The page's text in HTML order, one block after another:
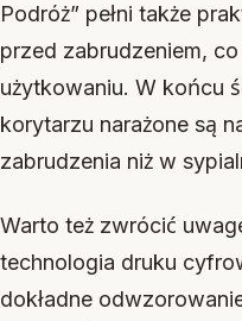
Podróż” pełni także
przed zabrudzeniem,
użytkowaniu. W końcu
korytarzu narażone są
zabrudzenia niż w
Warto też zwrócić
technologia druku
dokładne